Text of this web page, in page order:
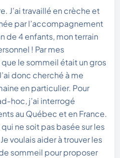
J’ai travaillé en crèche et
par l’accompagnement
de 4 enfants, mon terrain
! Par mes
que le sommeil était un gros
donc cherché à me
en particulier. Pour
hoc, j’ai interrogé
au Québec et en France.
ne soit pas basée sur les
voulais aider à trouver les
sommeil pour proposer